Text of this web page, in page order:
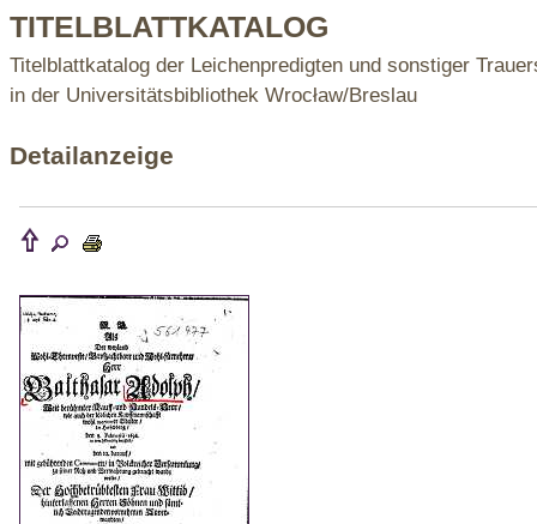
TITELBLATTKATALOG
Titelblattkatalog der Leichenpredigten und sonstiger
in der Universitätsbibliothek Wrocław/Breslau
Detailanzeige